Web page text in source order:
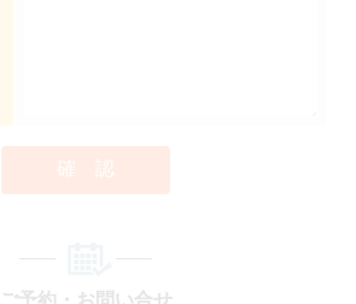
確 認
ご予約・お問い合せ